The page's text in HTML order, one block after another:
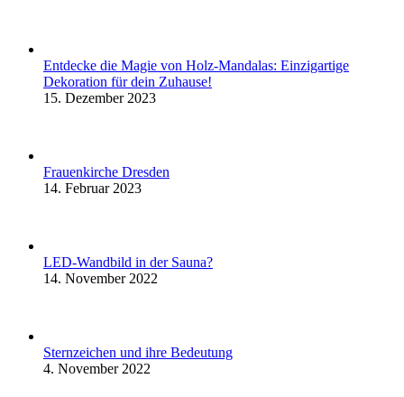
Entdecke die Magie von Holz-Mandalas: Einzigartige
Dekoration für dein Zuhause!
15. Dezember 2023
Frauenkirche Dresden
14. Februar 2023
LED-Wandbild in der Sauna?
14. November 2022
Sternzeichen und ihre Bedeutung
4. November 2022